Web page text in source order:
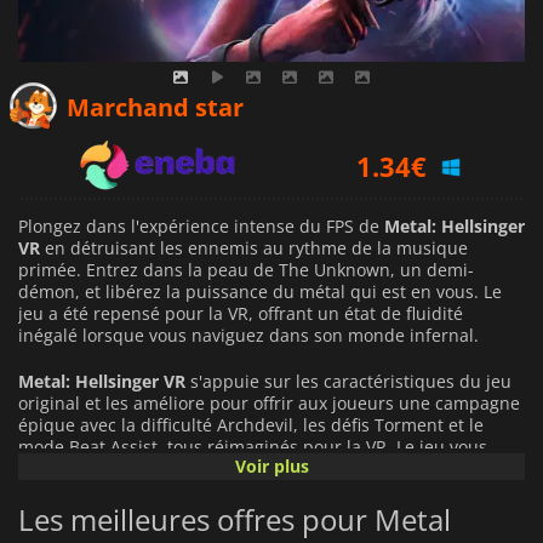
Marchand star
1.34€
16.09€
Plongez dans l'expérience intense du FPS de Metal: Hellsinger
VR en détruisant les ennemis au rythme de la musique
primée. Entrez dans la peau de The Unknown, un demi-
démon, et libérez la puissance du métal qui est en vous. Le
jeu a été repensé pour la VR, offrant un état de fluidité
inégalé lorsque vous naviguez dans son monde infernal.
Metal: Hellsinger VR s'appuie sur les caractéristiques du jeu
original et les améliore pour offrir aux joueurs une campagne
épique avec la difficulté Archdevil, les défis Torment et le
mode Beat Assist, tous réimaginés pour la VR. Le jeu vous
permet de combattre des hordes d'ennemis et de les abattre
extrême au rythme de la musique.
Voir plus
Les meilleures offres pour Metal